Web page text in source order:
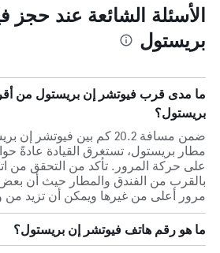
الأسئلة الشائعة عند حجز
بريستول
ما مدى قرب فيوتشر إن بريستول من
بريستول؟
ضمن مسافة 20.2 كم بين
على حركة المرور. تأكد من التحقق من
بالقرب من الفندق والمطار حيث أن
مرور أعلى من غيرها ويمكن أن تزيد من
ما هو رقم هاتف فيوتشر إن بريستول؟